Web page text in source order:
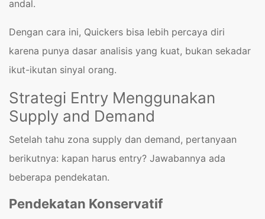
andal.
Dengan cara ini, Quickers bisa lebih percaya diri
karena punya dasar analisis yang kuat, bukan sekadar
ikut-ikutan sinyal orang.
Strategi Entry Menggunakan
Supply and Demand
Setelah tahu zona supply dan demand, pertanyaan
berikutnya: kapan harus entry? Jawabannya ada
beberapa pendekatan.
Pendekatan Konservatif